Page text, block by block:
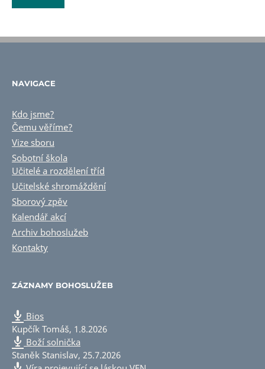
NAVIGACE
Kdo jsme?
Čemu věříme?
Vize sboru
Sobotní škola
Učitelé a rozdělení tříd
Učitelské shromáždění
Sborový zpěv
Kalendář akcí
Archiv bohoslužeb
Kontakty
ZÁZNAMY BOHOSLUŽEB
Bios
Kupčík Tomáš, 1.8.2026
Boží solnička
Staněk Stanislav, 25.7.2026